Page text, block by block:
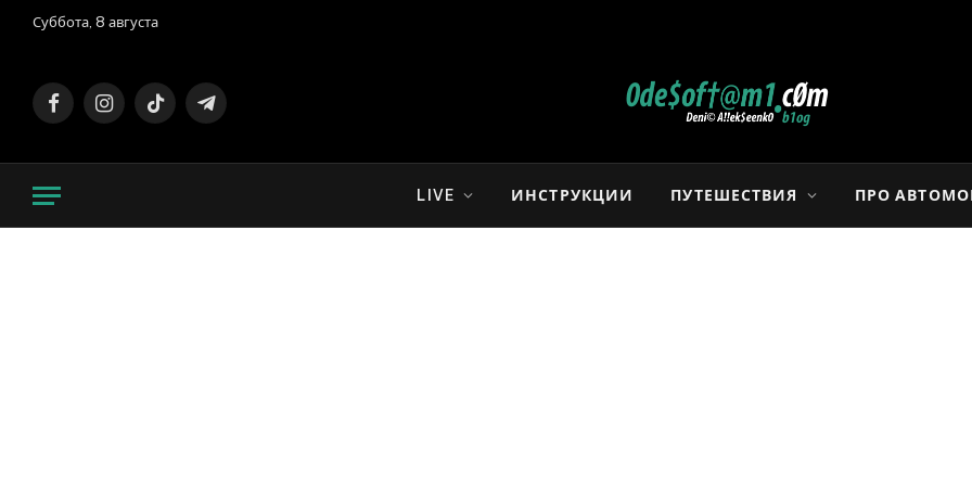
Суббота, 8 августа
FacebookInstagramTikTok Telegram
LIVE ИНСТРУКЦИИ ПУТЕШЕСТВИЯ ПРО